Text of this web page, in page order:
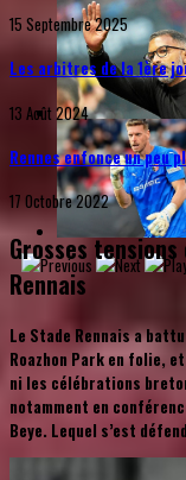
15 Septembre 2025
Les arbitres de la 1ère
13 Août 2024
Rennes enfonce un peu
17 Octobre 2022
Grosses
Rennais
Le Stade Rennais a
Roazhon Park en folie,
ni les célébrations
notamment en
Beye. Lequel s’est